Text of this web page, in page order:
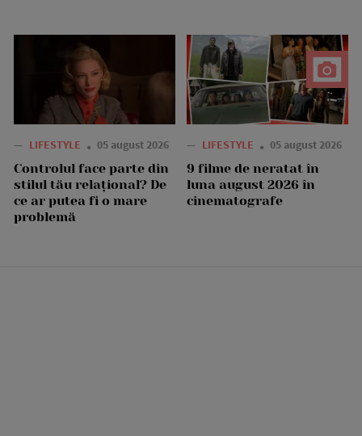
— LIFESTYLE 05 august 2026
Controlul face parte din
stilul tău relațional? De
ce ar putea fi o mare
problemă
— LIFESTYLE 05 august 2026
9 filme de neratat în
luna august 2026 în
cinematografe